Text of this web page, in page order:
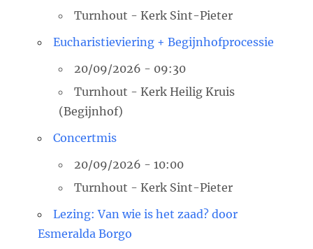
Turnhout - Kerk Sint-Pieter
Eucharistieviering + Begijnhofprocessie
20/09/2026 - 09:30
Turnhout - Kerk Heilig Kruis
(Begijnhof)
Concertmis
20/09/2026 - 10:00
Turnhout - Kerk Sint-Pieter
Lezing: Van wie is het zaad? door
Esmeralda Borgo